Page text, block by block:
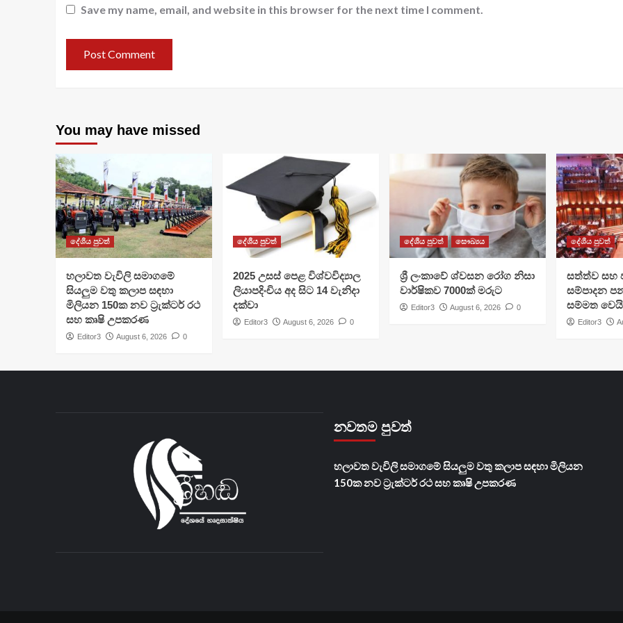
Save my name, email, and website in this browser for the next time I comment.
You may have missed
දේශීය පුවත්
හලාවත වැවිලි සමාගමේ
සියලුම වතු කලාප සඳහා
මිලියන 150ක නව ට්‍රැක්ටර් රථ
සහ කෘෂි උපකරණ
Editor3 August 6, 2026 0
දේශීය පුවත්
​2025 උසස් පෙළ විශ්වවිද්‍යාල
ලියාපදිංචිය අද සිට 14 වැනිදා
දක්වා
Editor3 August 6, 2026 0
දේශීය පුවත් සෞඛ්‍යය
ශ්‍රී ලංකාවේ ශ්වසන රෝග නිසා
වාර්ෂිකව 7000ක් මරුට
Editor3 August 6, 2026 0
දේශීය පුවත්
සත්ත්ව සහ
සම්පාදන
සම්මත වෙයි
Editor3
නවතම පුවත්
හලාවත වැවිලි සමාගමේ සියලුම වතු කලාප සඳහා මිලියන
150ක නව ට්‍රැක්ටර් රථ සහ කෘෂි උපකරණ